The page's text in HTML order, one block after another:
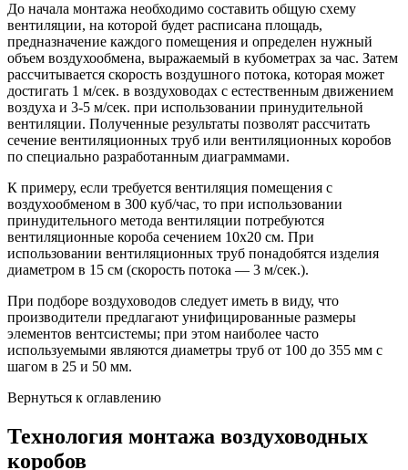
До начала монтажа необходимо составить общую схему
вентиляции, на которой будет расписана площадь,
предназначение каждого помещения и определен нужный
объем воздухообмена, выражаемый в кубометрах за час. Затем
рассчитывается скорость воздушного потока, которая может
достигать 1 м/сек. в воздуховодах с естественным движением
воздуха и 3-5 м/сек. при использовании принудительной
вентиляции. Полученные результаты позволят рассчитать
сечение вентиляционных труб или вентиляционных коробов
по специально разработанным диаграммами.
К примеру, если требуется вентиляция помещения с
воздухообменом в 300 куб/час, то при использовании
принудительного метода вентиляции потребуются
вентиляционные короба сечением 10х20 см. При
использовании вентиляционных труб понадобятся изделия
диаметром в 15 см (скорость потока — 3 м/сек.).
При подборе воздуховодов следует иметь в виду, что
производители предлагают унифицированные размеры
элементов вентсистемы; при этом наиболее часто
используемыми являются диаметры труб от 100 до 355 мм с
шагом в 25 и 50 мм.
Вернуться к оглавлению
Технология монтажа воздуховодных
коробов